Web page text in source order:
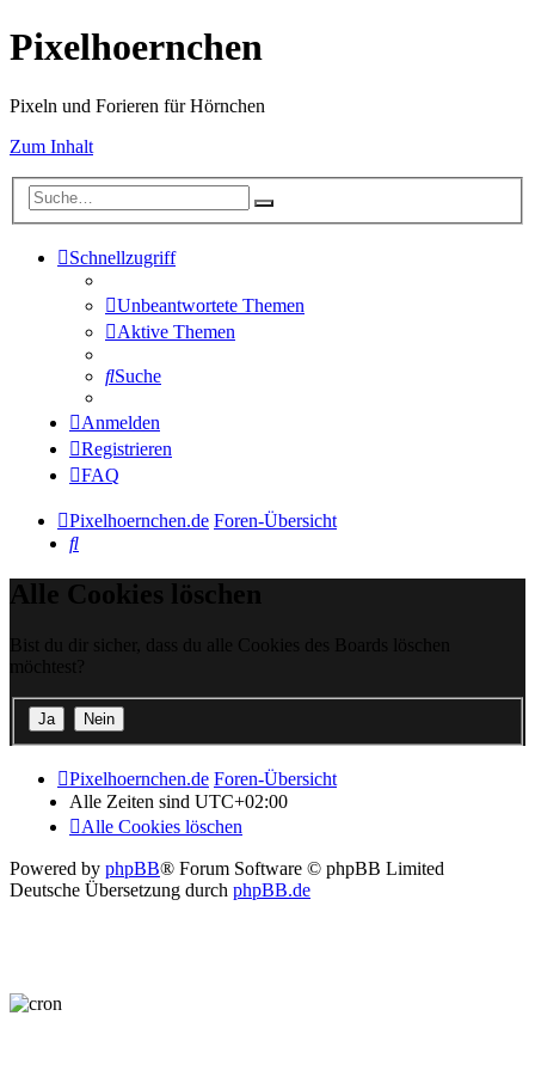
Pixelhoernchen
Pixeln und Forieren für Hörnchen
Zum Inhalt
Schnellzugriff
Unbeantwortete Themen
Aktive Themen
Suche
Anmelden
Registrieren
FAQ
Pixelhoernchen.de Foren-Übersicht
Suche
Alle Cookies löschen
Bist du dir sicher, dass du alle Cookies des Boards löschen
möchtest?
Pixelhoernchen.de Foren-Übersicht
Alle Zeiten sind UTC+02:00
Alle Cookies löschen
Powered by phpBB® Forum Software © phpBB Limited
Deutsche Übersetzung durch phpBB.de